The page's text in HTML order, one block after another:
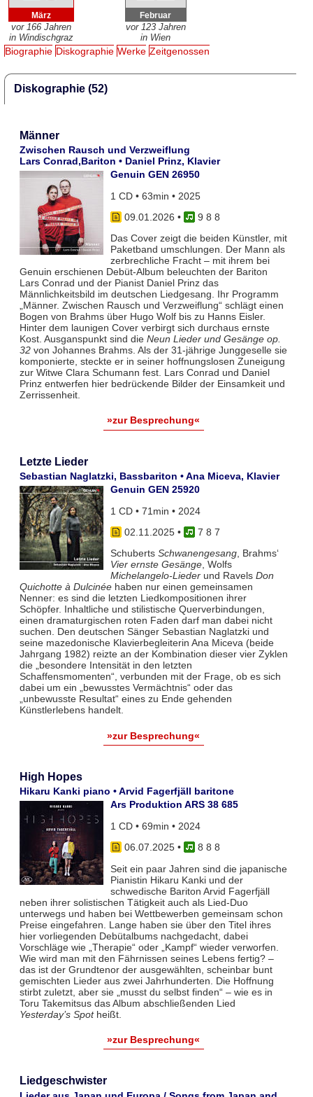
März
vor 166 Jahren
in Windischgraz
Februar
vor 123 Jahren
in Wien
Biographie Diskographie Werke Zeitgenossen
Diskographie (52)
Männer
Zwischen Rausch und Verzweiflung
Lars Conrad,Bariton • Daniel Prinz, Klavier
Genuin GEN 26950
1 CD • 63min • 2025
09.01.2026 •
9 8 8
Das Cover zeigt die beiden Künstler, mit
Paketband umschlungen. Der Mann als
zerbrechliche Fracht – mit ihrem bei
Genuin erschienen Debüt-Album beleuchten der Bariton
Lars Conrad und der Pianist Daniel Prinz das
Männlichkeitsbild im deutschen Liedgesang. Ihr Programm
„Männer. Zwischen Rausch und Verzweiflung“ schlägt einen
Bogen von Brahms über Hugo Wolf bis zu Hanns Eisler.
Hinter dem launigen Cover verbirgt sich durchaus ernste
Kost. Ausganspunkt sind die Neun Lieder und Gesänge op.
32von Johannes Brahms. Als der 31-jährige Junggeselle sie
komponierte, steckte er in seiner hoffnungslosen Zuneigung
zur Witwe Clara Schumann fest. Lars Conrad und Daniel
Prinz entwerfen hier bedrückende Bilder der Einsamkeit und
Zerrissenheit.
»zur Besprechung«
Letzte Lieder
Sebastian Naglatzki, Bassbariton • Ana Miceva, Klavier
Genuin GEN 25920
1 CD • 71min • 2024
02.11.2025•
7 8 7
Schuberts Schwanengesang, Brahms‘
Vier ernste Gesänge, Wolfs
Michelangelo-Liederund Ravels Don
Quichotte à Dulcinéehaben nur einen gemeinsamen
Nenner: es sind die letzten Liedkompositionen ihrer
Schöpfer. Inhaltliche und stilistische Querverbindungen,
einen dramaturgischen roten Faden darf man dabei nicht
suchen. Den deutschen Sänger Sebastian Naglatzki und
seine mazedonische Klavierbegleiterin Ana Miceva (beide
Jahrgang 1982) reizte an der Kombination dieser vier Zyklen
die „besondere Intensität in den letzten
Schaffensmomenten“, verbunden mit der Frage, ob es sich
dabei um ein „bewusstes Vermächtnis“ oder das
„unbewusste Resultat“ eines zu Ende gehenden
Künstlerlebens handelt.
»zur Besprechung«
High Hopes
Hikaru Kanki piano • Arvid Fagerfjäll baritone
Ars Produktion ARS 38 685
1 CD • 69min • 2024
06.07.2025•
8 8 8
Seit ein paar Jahren sind die japanische
Pianistin Hikaru Kanki und der
schwedische Bariton Arvid Fagerfjäll
neben ihrer solistischen Tätigkeit auch als Lied-Duo
unterwegs und haben bei Wettbewerben gemeinsam schon
Preise eingefahren. Lange haben sie über den Titel ihres
hier vorliegenden Debütalbums nachgedacht, dabei
Vorschläge wie „Therapie“ oder „Kampf“ wieder verworfen.
Wie wird man mit den Fährnissen seines Lebens fertig? –
das ist der Grundtenor der ausgewählten, scheinbar bunt
gemischten Lieder aus zwei Jahrhunderten. Die Hoffnung
stirbt zuletzt, aber sie „musst du selbst finden“ – wie es in
Toru Takemitsus das Album abschließenden Lied
Yesterday’s Spotheißt.
»zur Besprechung«
Liedgeschwister